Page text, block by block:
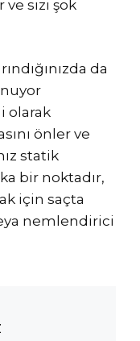
ve sizi şok
da
olarak
önler ve
statik
bir noktadır,
için saçta
nemlendirici